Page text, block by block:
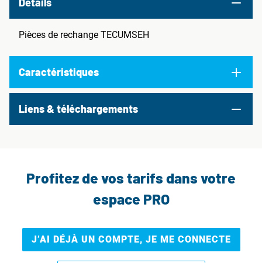
Details
Pièces de rechange TECUMSEH
Caractéristiques
Liens & téléchargements
Profitez de vos tarifs dans votre
espace PRO
J’AI DÉJÀ UN COMPTE, JE ME CONNECTE